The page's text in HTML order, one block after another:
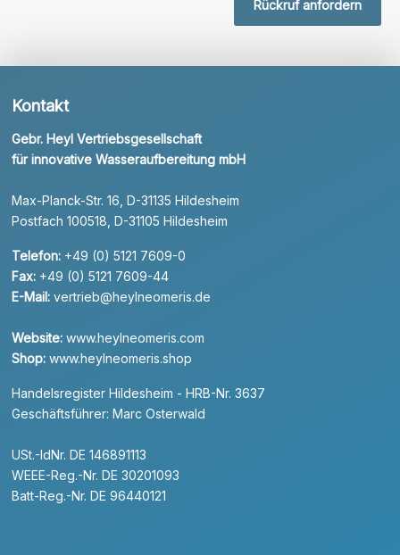
Rückruf anfordern
Kontakt
Gebr. Heyl Vertriebsgesellschaft
für innovative Wasseraufbereitung mbH
Max-Planck-Str. 16, D-31135 Hildesheim
Postfach 100518, D-31105 Hildesheim
Telefon: +49 (0) 5121 7609-0
Fax: +49 (0) 5121 7609-44
E-Mail: vertrieb@heylneomeris.de
Website: www.heylneomeris.com
Shop: www.heylneomeris.shop
Handelsregister Hildesheim - HRB-Nr. 3637
Geschäftsführer: Marc Osterwald
USt.-IdNr. DE 146891113
WEEE-Reg.-Nr. DE 30201093
Batt-Reg.-Nr. DE 96440121